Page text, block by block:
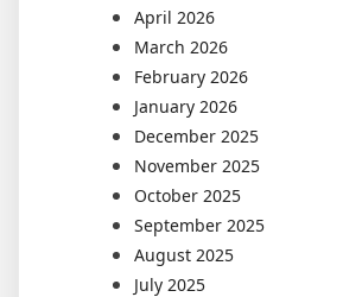
April 2026
March 2026
February 2026
January 2026
December 2025
November 2025
October 2025
September 2025
August 2025
July 2025